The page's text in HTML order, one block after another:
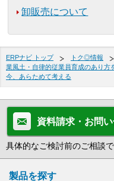
卸販売について
ERPナビ トップ トク◎情報
業風土・自律的従業員育成のあり方
今、あらためて考える
資料請求・お問
具体的なご検討前のご相談
製品を探す